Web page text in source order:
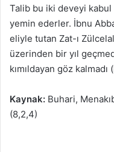
Talib bu iki deveyi
yemin ederler. İbnu
eliyle tutan Zat-ı
üzerinden bir yıl
kımıldayan göz
Kaynak: Buhari,
(8,2,4)